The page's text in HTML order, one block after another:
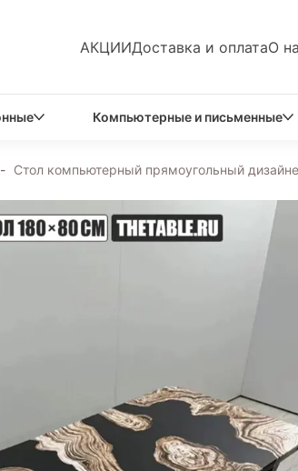
АКЦИИДоставка и оплатаО
Компьютерные и письменные
- Стол компьютерный прямоугольный